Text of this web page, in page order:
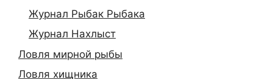
Журнал Рыбак Рыбака
Журнал Нахлыст
Ловля мирной рыбы
Ловля хищника